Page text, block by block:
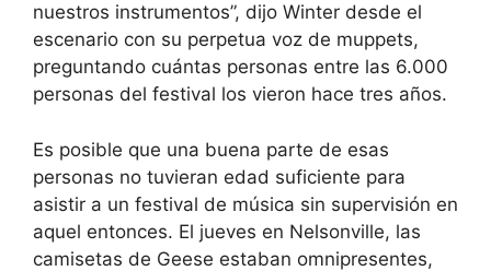
nuestros instrumentos”, dijo Winter desde el
escenario con su perpetua voz de muppets,
preguntando cuántas personas entre las 6.000
personas del festival los vieron hace tres años.
Es posible que una buena parte de esas
personas no tuvieran edad suficiente para
asistir a un festival de música sin supervisión en
aquel entonces. El jueves en Nelsonville, las
camisetas de Geese estaban omnipresentes,